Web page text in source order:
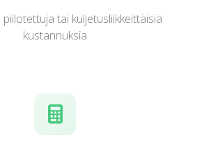
piilotettuja tai kuljetusliikkeittäisiä
kustannuksia